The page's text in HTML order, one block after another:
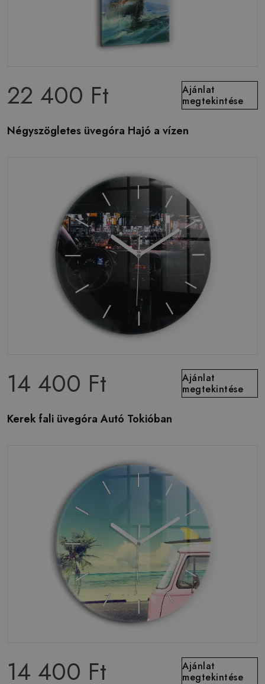
22 400 Ft
Ajánlat
megtekintése
Négyszögletes üvegóra Hajó a vízen
14 400 Ft
Ajánlat
megtekintése
Kerek fali üvegóra Autó Tokióban
14 400 Ft
Ajánlat
megtekintése